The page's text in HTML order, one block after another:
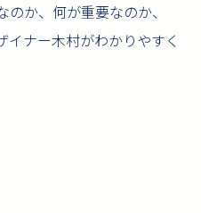
か、何が重要なのか、
ナー木村がわかりやすく